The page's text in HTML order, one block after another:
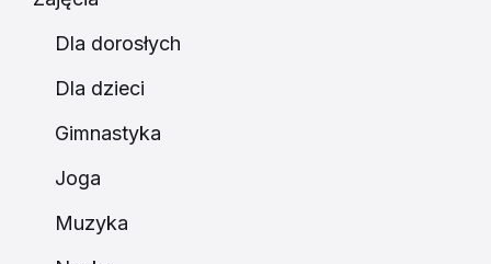
Dla dorosłych
Dla dzieci
Gimnastyka
Joga
Muzyka